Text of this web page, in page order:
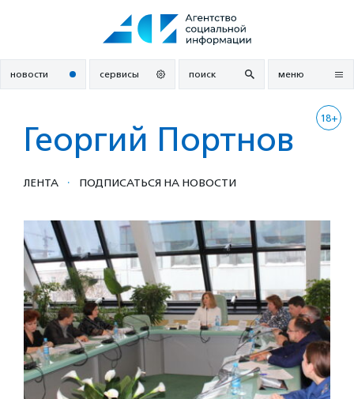
новости сервисы поиск меню
18+
Георгий Портнов
ЛЕНТА · ПОДПИСАТЬСЯ НА НОВОСТИ